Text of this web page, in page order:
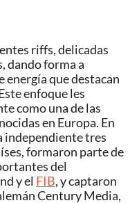
riffs, delicadas
dando forma a
energía que destacan
enfoque les
como una de las
en Europa. En
independiente tres
formaron parte de
del
y el FIB, y captaron
Century Media,